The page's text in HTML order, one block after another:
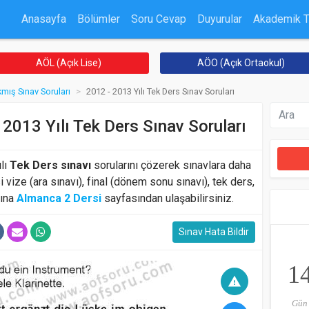
Anasayfa Bölümler Soru Cevap Duyurular Akademik
AÖL (Açık Lise) AÖO (Açık Ortaokul)
Sınav Soruları 2012 - 2013 Yılı Tek Ders Sınav Soruları
Yılı Tek Ders Sınav Soruları
Tek Ders sınavı sorularını çözerek sınavlara daha
(ara sınavı), final (dönem sonu sınavı), tek ders,
Almanca 2 Dersi sayfasından ulaşabilirsiniz.
Sınav Hata Bildir
warning
Gün